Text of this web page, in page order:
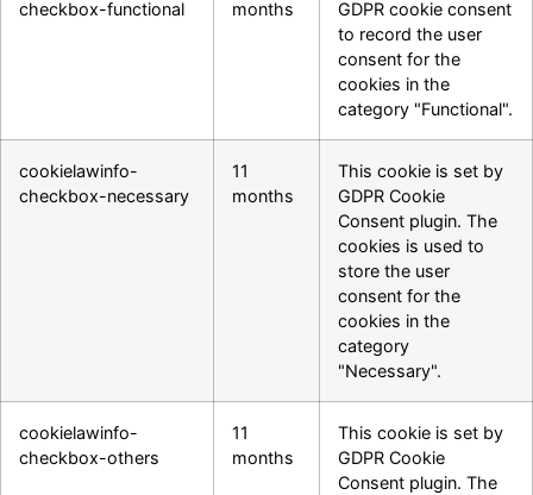
checkbox-functional
months
GDPR cookie consent
to record the user
consent for the
cookies in the
category "Functional".
cookielawinfo-
checkbox-necessary
11
months
This cookie is set by
GDPR Cookie
Consent plugin. The
cookies is used to
store the user
consent for the
cookies in the
category
"Necessary".
cookielawinfo-
checkbox-others
11
months
This cookie is set by
GDPR Cookie
Consent plugin. The